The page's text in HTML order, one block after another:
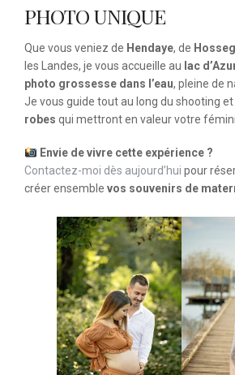
PHOTO UNIQUE
Que vous veniez de Hendaye, de
les Landes, je vous accueille au lac
photo grossesse dans l’eau, pleine de
Je vous guide tout au long du shooting
robes qui mettront en valeur votre
Envie de vivre cette expérience ?
Contactez-moi dès aujourd’hui pour
créer ensemble vos souvenirs de